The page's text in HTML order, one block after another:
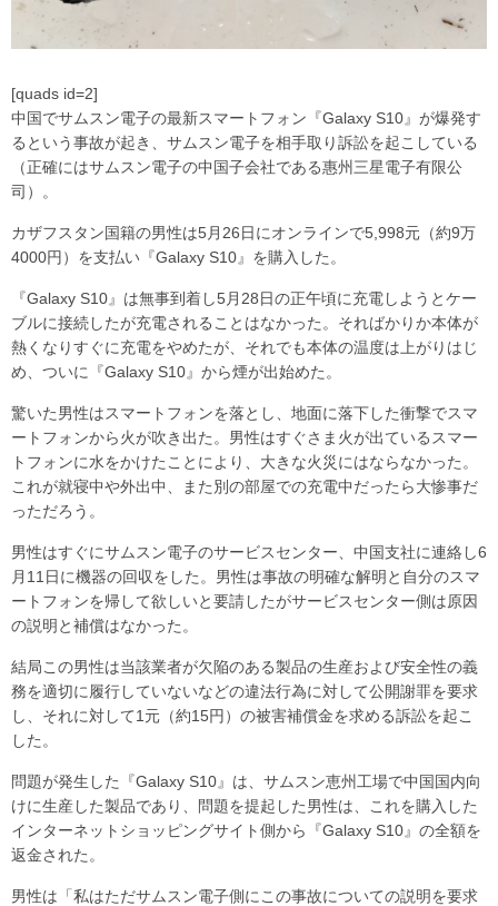
[quads id=2]
中国でサムスン電子の最新スマートフォン『Galaxy S10』が爆発す
るという事故が起き、サムスン電子を相手取り訴訟を起こしている
（正確にはサムスン電子の中国子会社である惠州三星電子有限公
司）。
カザフスタン国籍の男性は5月26日にオンラインで5,998元（約9万
4000円）を支払い『Galaxy S10』を購入した。
『Galaxy S10』は無事到着し5月28日の正午頃に充電しようとケー
ブルに接続したが充電されることはなかった。そればかりか本体が
熱くなりすぐに充電をやめたが、それでも本体の温度は上がりはじ
め、ついに『Galaxy S10』から煙が出始めた。
驚いた男性はスマートフォンを落とし、地面に落下した衝撃でスマ
ートフォンから火が吹き出た。男性はすぐさま火が出ているスマー
トフォンに水をかけたことにより、大きな火災にはならなかった。
これが就寝中や外出中、また別の部屋での充電中だったら大惨事だ
っただろう。
男性はすぐにサムスン電子のサービスセンター、中国支社に連絡し6
月11日に機器の回収をした。男性は事故の明確な解明と自分のスマ
ートフォンを帰して欲しいと要請したがサービスセンター側は原因
の説明と補償はなかった。
結局この男性は当該業者が欠陥のある製品の生産および安全性の義
務を適切に履行していないなどの違法行為に対して公開謝罪を要求
し、それに対して1元（約15円）の被害補償金を求める訴訟を起こ
した。
問題が発生した『Galaxy S10』は、サムスン恵州工場で中国国内向
けに生産した製品であり、問題を提起した男性は、これを購入した
インターネットショッピングサイト側から『Galaxy S10』の全額を
返金された。
男性は「私はただサムスン電子側にこの事故についての説明を要求